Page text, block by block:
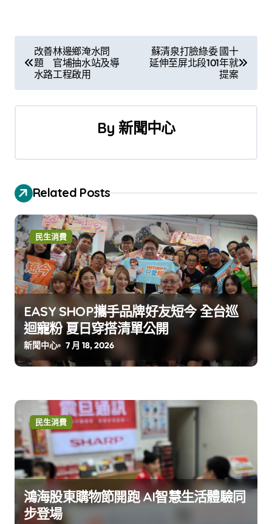
章
導
改善林邊鄉淹水問
題 官埔抽水站及導
水路工程啟用
蘇清泉打臉綠委 國十
延伸至屏北段101年就
提案
By 新聞中心
Related Posts
民生消費
EASY SHOP攜手品牌好友短今 全台巡
迴寵粉 夏日穿搭清單公開
新聞中心 7 月 18, 2026
民生消費
鴻海股東購物節開跑 AI智慧生活體驗同
步登場